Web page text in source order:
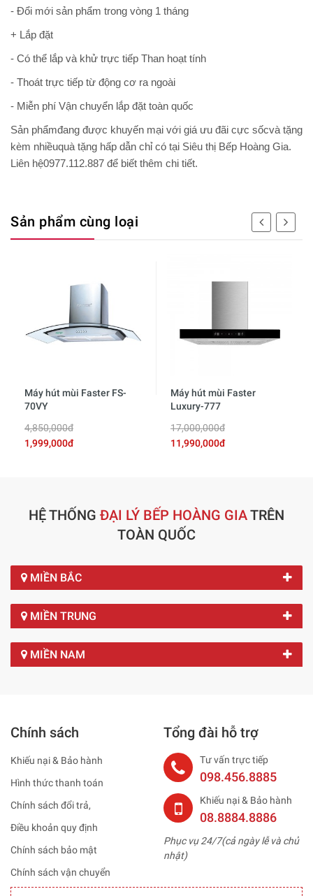
- Đổi mới sản phẩm trong vòng 1 tháng
+ Lắp đặt
- Có thể lắp và khử trực tiếp Than hoạt tính
- Thoát trực tiếp từ động cơ ra ngoài
- Miễn phí Vận chuyển lắp đặt toàn quốc
Sản phẩmđang được khuyến mại với giá ưu đãi cực sốcvà tặng
kèm nhiềuquà tặng hấp dẫn chỉ có tại Siêu thị Bếp Hoàng Gia.
Liên hệ0977.112.887 để biết thêm chi tiết.
Sản phẩm cùng loại
Máy hút mùi Faster FS-
70VY
4,850,000đ
1,999,000đ
Máy hút mùi Faster
Luxury-777
17,000,000đ
11,990,000đ
HỆ THỐNG ĐẠI LÝ BẾP HOÀNG GIATRÊN
TOÀN QUỐC
MIỀN BẮC
MIỀN TRUNG
MIỀN NAM
Chính sách
Khiếu nại & Bảo hành
Hình thức thanh toán
Chính sách đổi trả,
Điều khoản quy định
Chính sách bảo mật
Chính sách vận chuyển
Tổng đài hỗ trợ
Tư vấn trực tiếp
098.456.8885
Khiếu nại & Bảo hành
08.8884.8886
Phục vụ 24/7(cả ngày lễ và chủ
nhật)